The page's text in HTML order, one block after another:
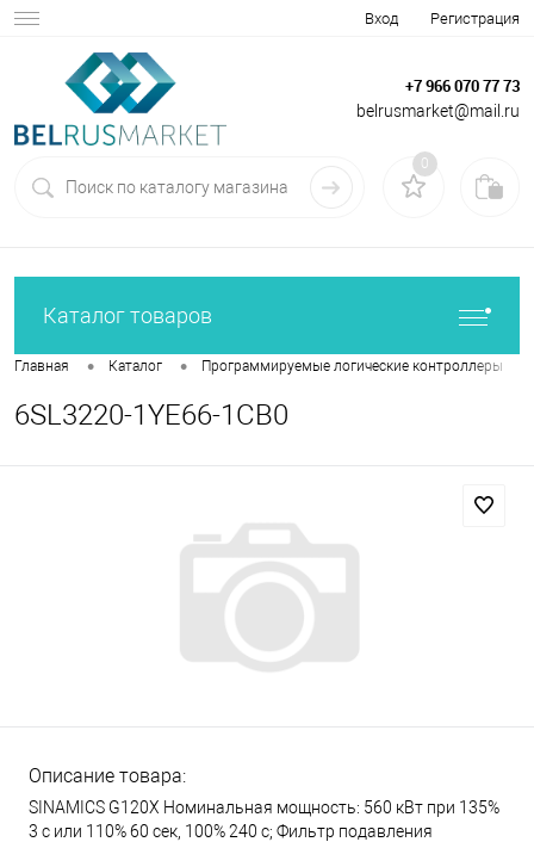
Вход Регистрация
+7 966 070 77 73
belrusmarket@mail.ru
0
Каталог товаров
Главная • Каталог • Программируемые логические контроллеры
6SL3220-1YE66-1CB0
Описание товара:
SINAMICS G120X Номинальная мощность: 560 кВт при 135%
3 с или 110% 60 сек, 100% 240 с; Фильтр подавления